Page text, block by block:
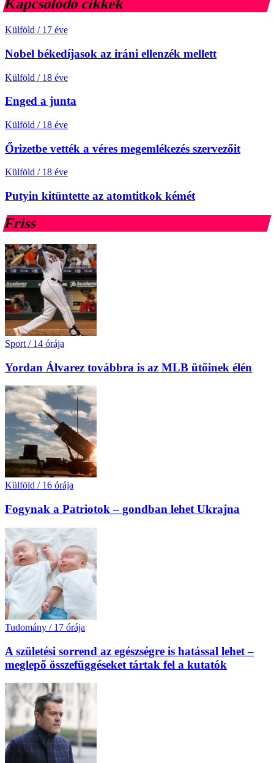
Kapcsolódó cikkek
Külföld / 17 éve
Nobel békedíjasok az iráni ellenzék mellett
Külföld / 18 éve
Enged a junta
Külföld / 18 éve
Őrizetbe vették a véres megemlékezés szervezőit
Külföld / 18 éve
Putyin kitüntette az atomtitkok kémét
Friss
Sport / 14 órája
Yordan Álvarez továbbra is az MLB ütőinek élén
Külföld / 16 órája
Fogynak a Patriotok – gondban lehet Ukrajna
Tudomány / 17 órája
A születési sorrend az egészségre is hatással lehet –
meglepő összefüggéseket tártak fel a kutatók